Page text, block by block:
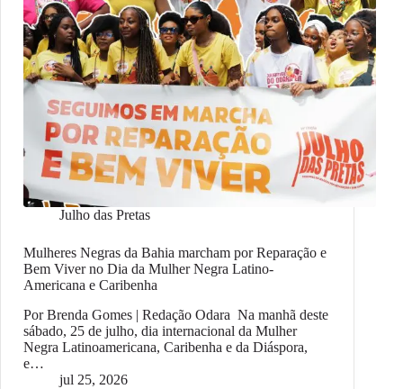
Julho das Pretas
Mulheres Negras da Bahia marcham por Reparação e
Bem Viver no Dia da Mulher Negra Latino-
Americana e Caribenha
Por Brenda Gomes | Redação Odara Na manhã deste
sábado, 25 de julho, dia internacional da Mulher
Negra Latinoamericana, Caribenha e da Diáspora,
e…
jul 25, 2026